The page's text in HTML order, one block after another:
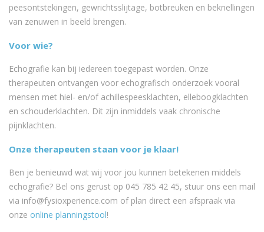
peesontstekingen, gewrichtsslijtage, botbreuken en beknellingen
van zenuwen in beeld brengen.
Voor wie?
Echografie kan bij iedereen toegepast worden. Onze
therapeuten ontvangen voor echografisch onderzoek vooral
mensen met hiel- en/of achillespeesklachten, elleboogklachten
en schouderklachten. Dit zijn inmiddels vaak chronische
pijnklachten.
Onze therapeuten staan voor je klaar!
Ben je benieuwd wat wij voor jou kunnen betekenen middels
echografie? Bel ons gerust op 045 785 42 45, stuur ons een mail
via info@fysioxperience.com of plan direct een afspraak via
onze online planningstool!